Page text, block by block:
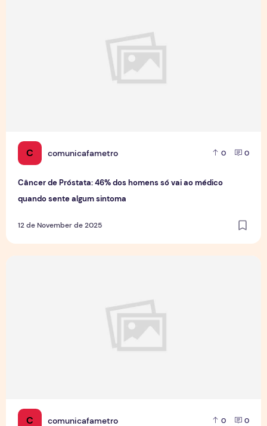
C comunicafametro 0 0
Câncer de Próstata: 46% dos homens só vai ao médico
quando sente algum sintoma
12 de November de 2025
C comunicafametro 0 0